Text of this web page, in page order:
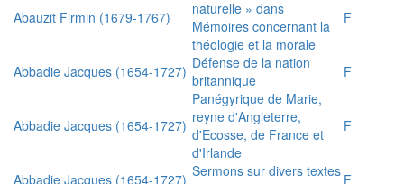
Abauzit Firmin (1679-1767)
naturelle » dans
Mémoires concernant la
théologie et la morale
F
Abbadie Jacques (1654-1727) Défense de la nation
britannique
F
Abbadie Jacques (1654-1727)
Panégyrique de Marie,
reyne d'Angleterre,
d'Ecosse, de France et
d'Irlande
F
Abbadie Jacques (1654-1727) Sermons sur divers textes F